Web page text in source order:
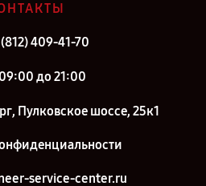
409-41-70
до 21:00
Пулковское шоссе, 25к1
service-center.ru